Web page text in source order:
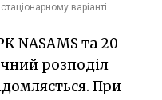
варіанті
NASAMS та 20
розподіл
При